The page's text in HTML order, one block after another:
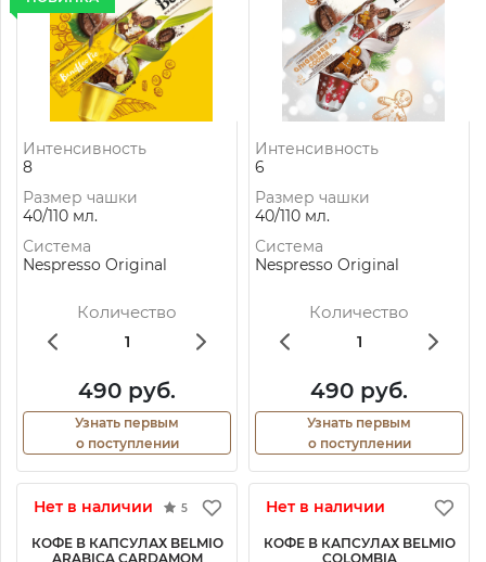
Интенсивность
8
Размер чашки
40/110 мл.
Система
Nespresso Original
Количество
490 руб.
Узнать первым
о поступлении
Интенсивность
6
Размер чашки
40/110 мл.
Система
Nespresso Original
Количество
490 руб.
Узнать первым
о поступлении
Нет в наличии 5
КОФЕ В КАПСУЛАХ BELMIO
ARABICA CARDAMOM
Нет в наличии
КОФЕ В КАПСУЛАХ BELMIO
COLOMBIA